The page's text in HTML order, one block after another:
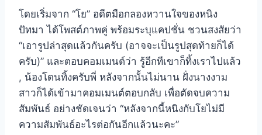
โดยเริ่มจาก “โย” อดีตมือกลองหวานใจของหนิง
ปัทมา ได้โพสต์ภาพคู่ พร้อมระบุแคปชั่น ชวนสงสัยว่า
“เอารูปล่าสุดแล้วกันครับ (อาจจะเป็นรูปสุดท้ายก็ได้
ครับ)” และตอบคอมเมนต์ว่า รู้อีกทีเขาก็ทิ้งเราไปแล้ว
, น้องโดนทิ้งครับพี่ หลังจากนั้นไม่นาน ฝั่งนางงาม
สาวก็ได้เข้ามาคอมเมนต์ตอบกลับ เพื่อตัดจบความ
สัมพันธ์ อย่างชัดเจนว่า “หลังจากนี้หนิงกับโยไม่มี
ความสัมพันธ์อะไรต่อกันอีกแล้วนะคะ”